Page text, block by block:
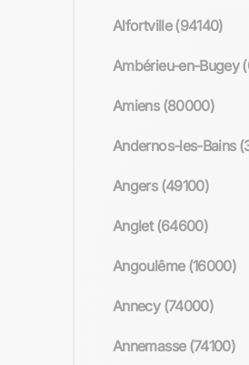
Alfortville (94140)
Ambérieu-en-Bugey
Amiens (80000)
Andernos-les-Bains
Angers (49100)
Anglet (64600)
Angoulême (16000)
Annecy (74000)
Annemasse (74100)